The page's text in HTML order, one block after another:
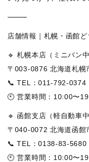
⸻
店舗情報｜札幌・函館ど
🔹 札幌本店（ミニバン中
〒003-0876 北海道札
📞 TEL：011-792-0374
🕙 営業時間：10:00〜
🔹 函館支店（軽自動車中
〒040-0072 北海道函館
📞 TEL：0138-83-5680
🕙 営業時間：10:00〜